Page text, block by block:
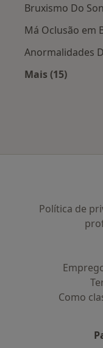
Bruxismo Do
Má Oclusão em
Anormalidades
Mais (15)
Política de
Como